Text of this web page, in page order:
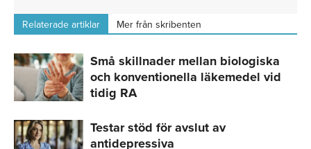
Relaterade artiklar Mer från skribenten
Små skillnader mellan biologiska
och konventionella läkemedel vid
tidig RA
Testar stöd för avslut av
antidepressiva